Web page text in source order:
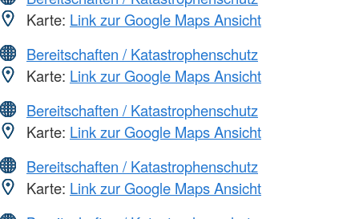
Karte: Link zur Google Maps Ansicht
Bereitschaften / Katastrophenschutz
Karte: Link zur Google Maps Ansicht
Bereitschaften / Katastrophenschutz
Karte: Link zur Google Maps Ansicht
Bereitschaften / Katastrophenschutz
Karte: Link zur Google Maps Ansicht